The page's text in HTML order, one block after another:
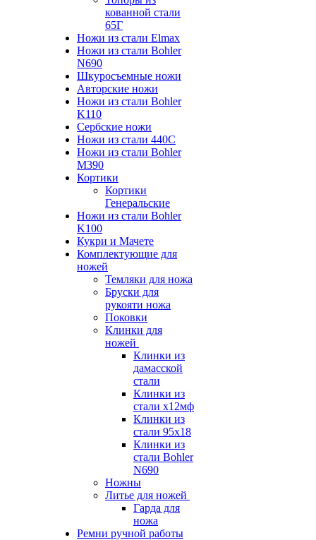
кованной стали
65Г
Ножи из стали Elmax
Ножи из стали Bohler
N690
Шкуросъемные ножи
Авторские ножи
Ножи из стали Bohler
K110
Сербские ножи
Ножи из стали 440С
Ножи из стали Bohler
M390
Кортики
Кортики
Генеральские
Ножи из стали Bohler
K100
Кукри и Мачете
Комплектующие для
ножей
Темляки для ножа
Бруски для
рукояти ножа
Поковки
Клинки для
ножей
Клинки из
дамасской
стали
Клинки из
стали х12мф
Клинки из
стали 95х18
Клинки из
стали Bohler
N690
Ножны
Литье для ножей
Гарда для
ножа
Ремни ручной работы